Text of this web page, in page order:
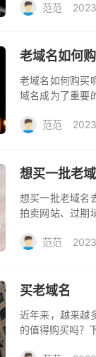
范范
老域名如何
老域名如何购买
域名成为了重要
范范
想买一批老
想买一批老域名
拍卖网站、过期
范范
买老域名
近年来，越来越
的值得购买吗？